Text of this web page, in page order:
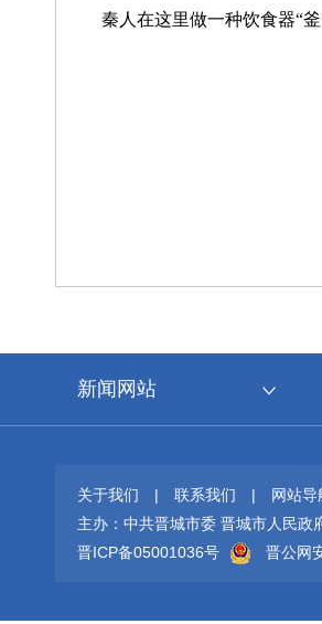
秦人在这里做一种饮食器“釜
新闻网站
关于我们 | 联系我们 | 网站导
主办：中共晋城市委 晋城市人民政
晋ICP备05001036号
晋公网